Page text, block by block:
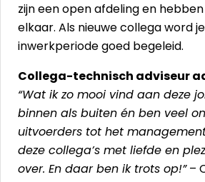
zijn een open afdeling en
elkaar. Als nieuwe collega word
inwerkperiode goed begeleid.
Collega-technisch adviseur
“Wat ik zo mooi vind aan deze
binnen als buiten én ben veel
uitvoerders tot het
deze collega’s met liefde en
over. En daar ben ik trots op!”–